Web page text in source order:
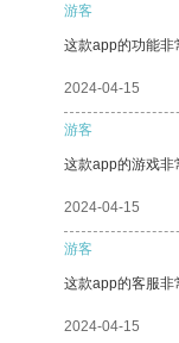
游客
这款app的功能非
2024-04-15
游客
这款app的游戏非
2024-04-15
游客
这款app的客服非
2024-04-15